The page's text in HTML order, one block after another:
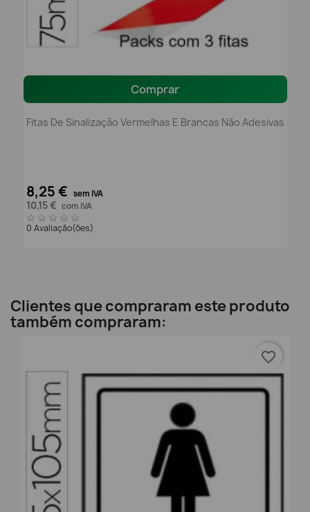
Comprar
Fitas De Sinalização Vermelhas E Brancas Não Adesivas
8,25 € sem IVA
10,15 € com IVA
0 Avaliação(ões)
Clientes que compraram este produto
também compraram:
favorite_border